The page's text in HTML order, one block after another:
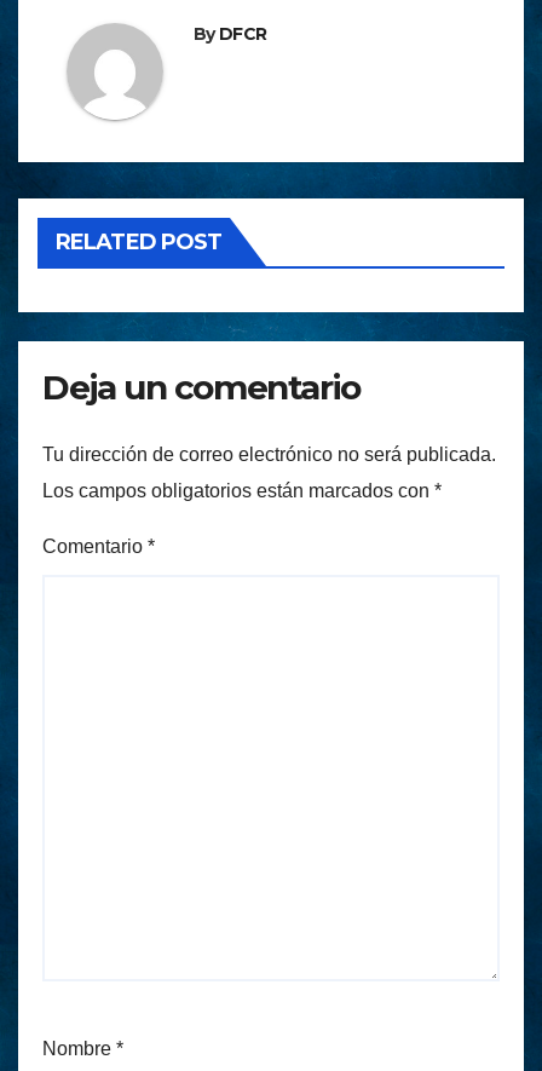
ByDFCR
RELATED POST
Deja un comentario
Tu dirección de correo electrónico no será publicada.
Los campos obligatorios están marcados con *
Comentario *
Nombre *